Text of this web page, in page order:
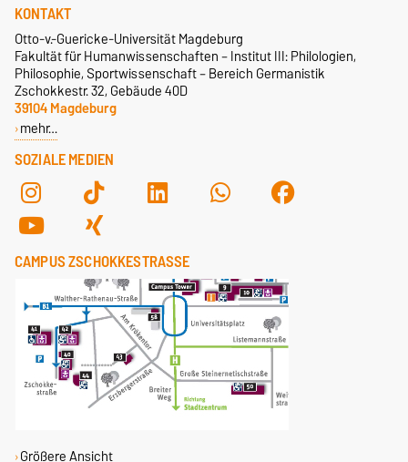
SOZIALE MEDIEN
KONTAKT
Otto-v.-Guericke-Universität Magdeburg
Fakultät für Humanwissenschaften – Institut III: Philologien,
Philosophie, Sportwissenschaft – Bereich Germanistik
Zschokkestr. 32, Gebäude 40D
39104 Magdeburg
mehr…
CAMPUS ZSCHOKKESTRASSE
Größere Ansicht